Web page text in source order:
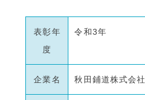
表彰年
度
令和3年
企業名 秋田鋪道株式会社